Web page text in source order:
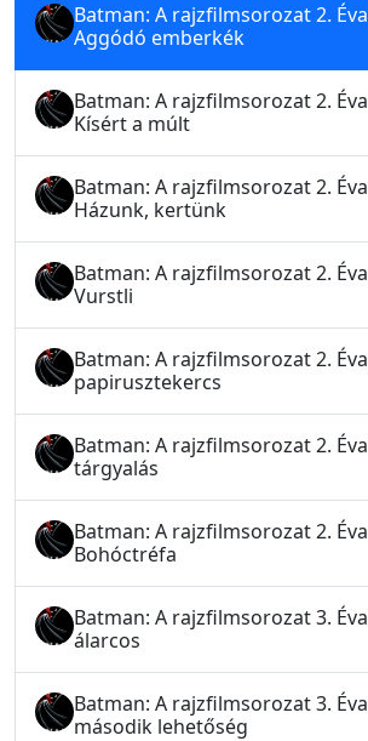
Batman: A rajzfilmsorozat 2.
Aggódó emberkék
Batman: A rajzfilmsorozat 2.
Kísért a múlt
Batman: A rajzfilmsorozat 2.
Házunk, kertünk
Batman: A rajzfilmsorozat 2.
Vurstli
Batman: A rajzfilmsorozat 2.
papirusztekercs
Batman: A rajzfilmsorozat 2.
tárgyalás
Batman: A rajzfilmsorozat 2.
Bohóctréfa
Batman: A rajzfilmsorozat 3.
álarcos
Batman: A rajzfilmsorozat 3.
második lehetőség